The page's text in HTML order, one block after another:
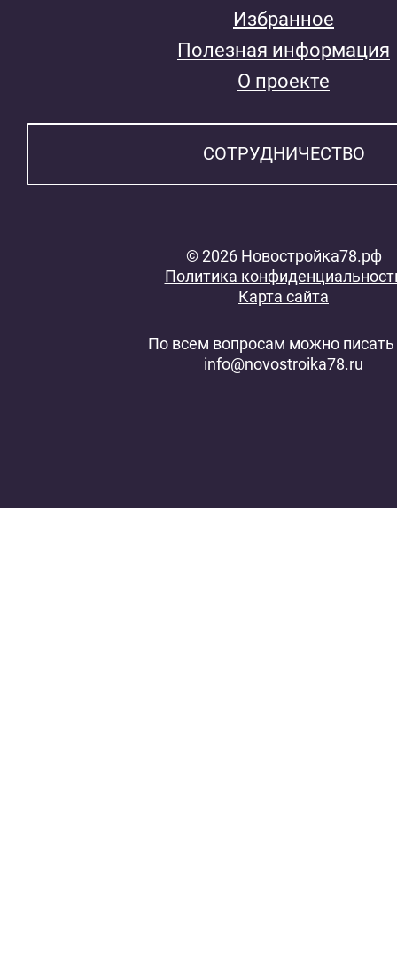
Избранное
Полезная информация
О проекте
СОТРУДНИЧЕСТВО
© 2026 Новостройка78.рф
Политика
Карта сайта
По всем вопросам можно писать
info@novostroika78.ru